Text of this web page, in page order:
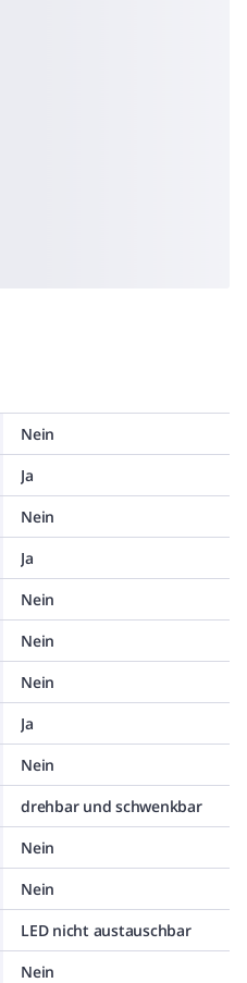
Nein
Ja
Nein
Ja
Nein
Nein
Nein
Ja
Nein
drehbar und schwenkbar
Nein
Nein
LED nicht austauschbar
Nein